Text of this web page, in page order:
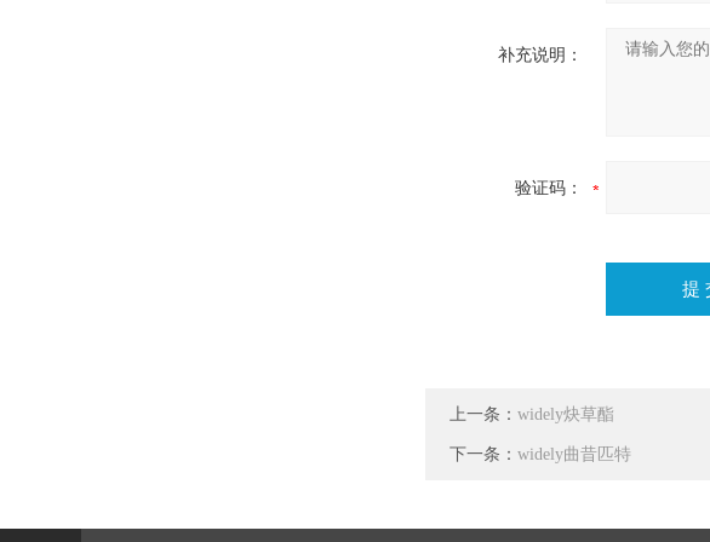
补充说明：
验证码：
上一条：widely炔草酯
下一条：widely曲昔匹特